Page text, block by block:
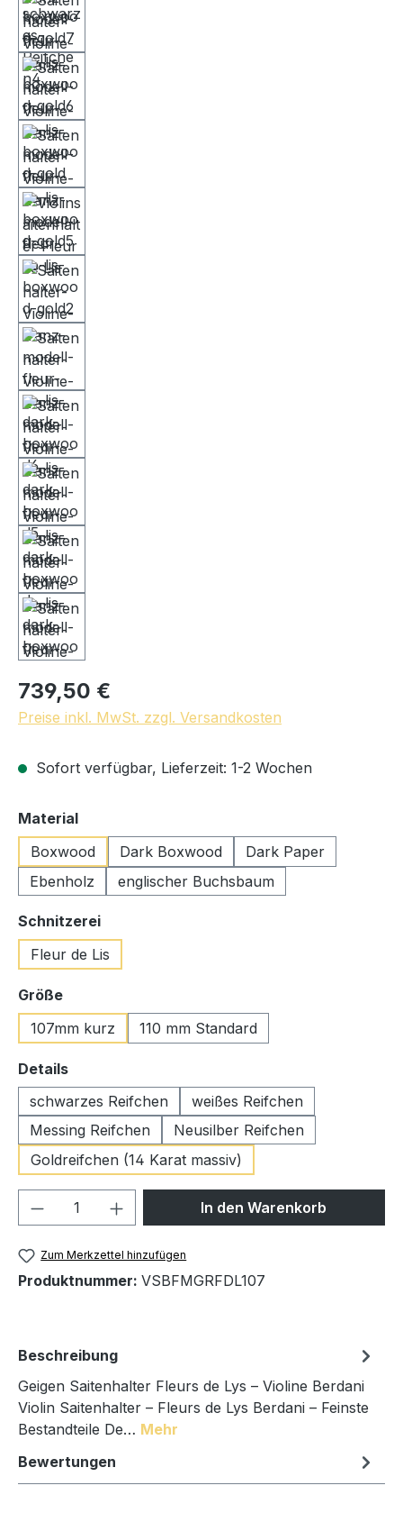
739,50 €
Preise inkl. MwSt. zzgl. Versandkosten
Sofort verfügbar, Lieferzeit: 1-2 Wochen
Materialauswählen
Boxwood
Dark Boxwood
Dark Paper
Ebenholz
englischer Buchsbaum
Schnitzereiauswählen
Fleur de Lis
Größeauswählen
107mm kurz
110 mm Standard
Detailsauswählen
schwarzes Reifchen
weißes Reifchen
Messing Reifchen
Neusilber Reifchen
Goldreifchen (14 Karat massiv)
Produkt Anzahl: Gib denIn den Warenkorb
Zum Merkzettel hinzufügen
Produktnummer: VSBFMGRFDL107
Beschreibung
Geigen Saitenhalter Fleurs de Lys – Violine Berdani
Violin Saitenhalter – Fleurs de Lys Berdani – Feinste
Bestandteile De… Mehr
Bewertungen